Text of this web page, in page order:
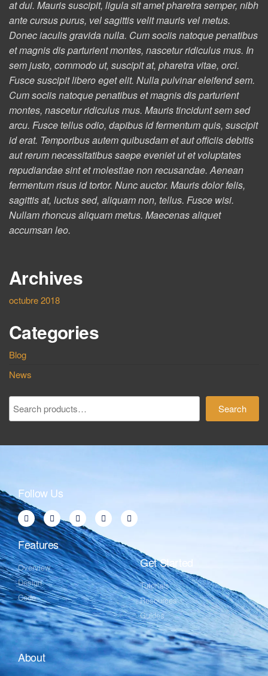
at dui. Mauris suscipit, ligula sit amet pharetra semper, nibh
ante cursus purus, vel sagittis velit mauris vel metus.
Donec iaculis gravida nulla. Cum sociis natoque penatibus
et magnis dis parturient montes, nascetur ridiculus mus. In
sem justo, commodo ut, suscipit at, pharetra vitae, orci.
Fusce suscipit libero eget elit. Nulla pulvinar eleifend sem.
Cum sociis natoque penatibus et magnis dis parturient
montes, nascetur ridiculus mus. Mauris tincidunt sem sed
arcu. Fusce tellus odio, dapibus id fermentum quis, suscipit
id erat. Temporibus autem quibusdam et aut officiis debitis
aut rerum necessitatibus saepe eveniet ut et voluptates
repudiandae sint et molestiae non recusandae. Aenean
fermentum risus id tortor. Nunc auctor. Mauris dolor felis,
sagittis at, luctus sed, aliquam non, tellus. Fusce wisi.
Nullam rhoncus aliquam metus. Maecenas aliquet
accumsan leo.
Archives
octubre 2018
Categories
Blog
News
Search
Follow Us
Features
Overview
Design
Code
Get Started
Tutorials
Resources
Guides
About